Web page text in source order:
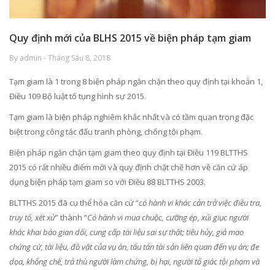
Quy định mới của BLHS 2015 về biện pháp tạm giam
By admin - Tháng Sáu 8, 2018
Tạm giam là 1 trong 8 biện pháp ngăn chặn theo quy định tại khoản 1,
Điều 109 Bộ luật tố tụng hình sự 2015.
Tạm giam là biện pháp nghiêm khắc nhất và có tầm quan trọng đặc
biệt trong công tác đấu tranh phòng, chống tội phạm.
Biện pháp ngăn chặn tạm giam theo quy định tại Điều 119 BLTTHS
2015 có rất nhiều điểm mới và quy định chặt chẽ hơn về căn cứ áp
dụng biện pháp tạm giam so với Điều 88 BLTTHS 2003.
BLTTHS 2015 đã cụ thể hóa căn cứ “có hành vi khác cản trở việc điều tra,
truy tố, xét xử” thành “Có hành vi mua chuộc, cưỡng ép, xúi giục người
khác khai báo gian dối, cung cấp tài liệu sai sự thật; tiêu hủy, giả mạo
chứng cứ, tài liệu, đồ vật của vụ án, tẩu tán tài sản liên quan đến vụ án; đe
dọa, khống chế, trả thù người làm chứng, bị hại, người tố giác tội phạm và